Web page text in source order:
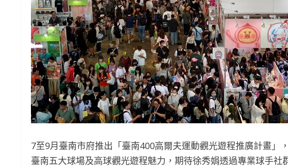
7至9月臺南市府推出「臺南400高爾夫運動觀光遊程推廣計畫」
臺南五大球場及高球觀光遊程魅力，期待徐秀娟透過專業球手